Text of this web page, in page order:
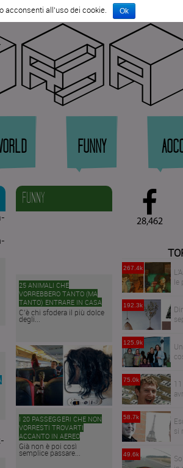
FUNNY
28,462
le
267.4k
192.3k
125.9k
75.0k
si
58.7k
49.6k
FUNNY
25 ANIMALI CHE
VORREBBERO TANTO (MA
TANTO) ENTRARE IN CASA
C’è chi sfodera il più dolce
degli...
I 20 PASSEGGERI CHE NON
VORRESTI TROVARTI
ACCANTO IN AEREO
Già non è poi così
semplice passare...
acconsenti all'uso dei cookie. Ok